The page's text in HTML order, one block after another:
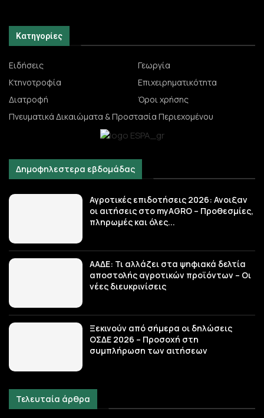
Κατηγορίες
Ειδήσεις
Γεωργία
Κτηνοτροφία
Επιχειρηματικότητα
Διατροφή
Όροι χρήσης
Πνευματικά Δικαιώματα & Προστασία Περιεχομένου
Δημοφηλεστερα εβδομάδας
Αγροτικές επιδοτήσεις 2026: Ανοιξαν
οι αιτήσεις στο myAGRO – Προθεσμίες,
πληρωμές και όλες...
ΑΑΔΕ: Τι αλλάζει στα ψηφιακά δελτία
αποστολής αγροτικών προϊόντων – Οι
νέες διευκρινίσεις
Ξεκινούν από σήμερα οι δηλώσεις
ΟΣΔΕ 2026 – Προσοχή στη
συμπλήρωση των αιτήσεων
Τελευταία άρθρα